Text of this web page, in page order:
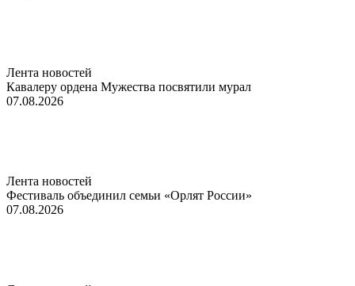
Лента новостей
Кавалеру ордена Мужества посвятили мурал
07.08.2026
Лента новостей
Фестиваль объединил семьи «Орлят России»
07.08.2026